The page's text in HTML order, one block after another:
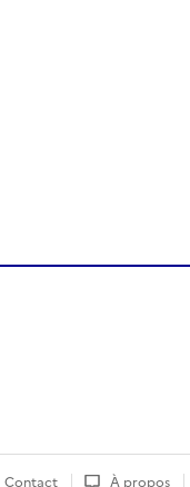
Contact À propos